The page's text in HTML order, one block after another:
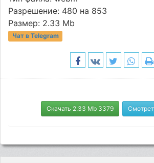
Разрешение: 480 на 853
Размер: 2.33 Mb
Чат в Telegram
Скачать 2.33 Mb 3379